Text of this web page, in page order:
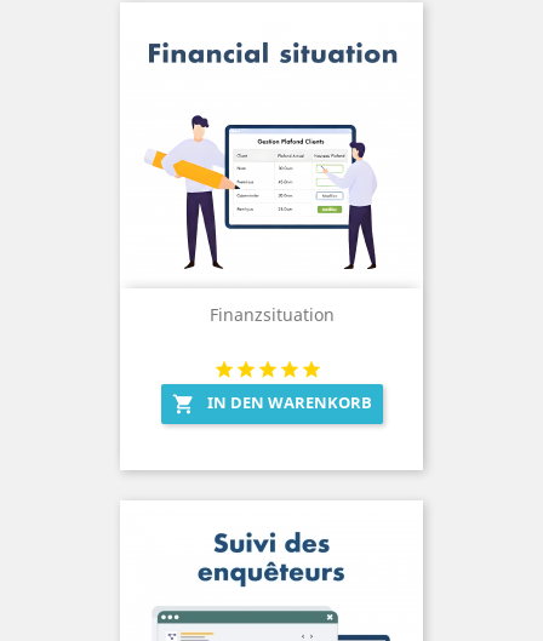
Finanzsituation
 IN DEN WARENKORB